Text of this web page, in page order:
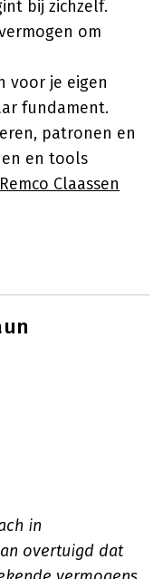
bij zichzelf.
om
voor je eigen
fundament.
patronen en
en tools
Remco Claassen
in
overtuigd dat